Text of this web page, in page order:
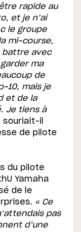
rapide au
et je n’ai
le groupe
mi-course,
battre avec
ma
de
10, mais je
et de la
Je tiens à
souriait-il
de pilote
du pilote
Yamaha
de le
« Ce
pas
d’une